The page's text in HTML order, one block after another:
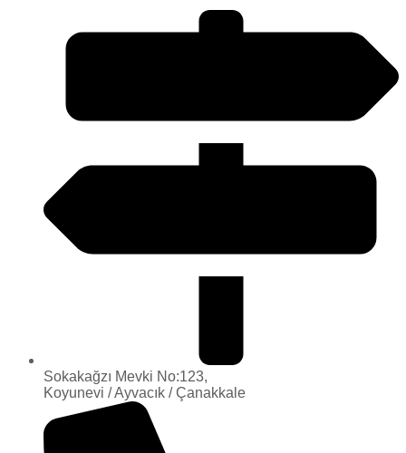
Sokakağzı Mevki No:123,
Koyunevi / Ayvacık / Çanakkale